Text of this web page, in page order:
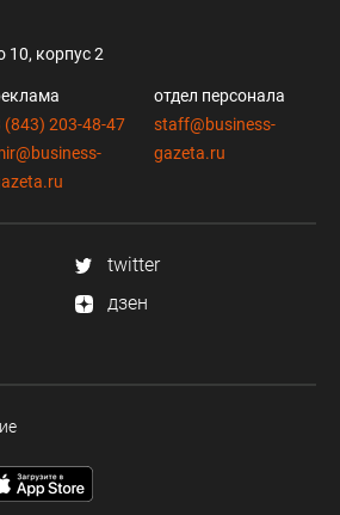
10, корпус 2
(843) 203-48-47
отдел персонала
staff@business-
gazeta.ru
twitter
дзен